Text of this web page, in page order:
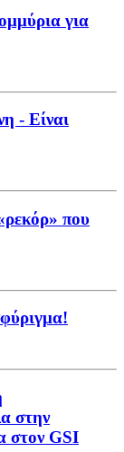
για
- Είναι
που
στην
στον GSI